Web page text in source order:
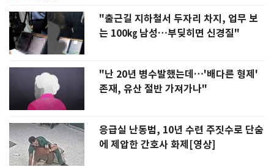
"출근길 지하철서 두자리 차지, 업무 보
는 100㎏ 남성…부딪히면 신경질"
"난 20년 병수발했는데…'배다른 형제'
존재, 유산 절반 가져가나"
응급실 난동범, 10년 수련 주짓수로 단숨
에 제압한 간호사 화제[영상]